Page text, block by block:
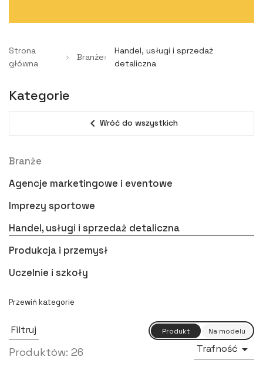
Strona
główna
Branże
Handel, usługi i sprzedaż
detaliczna
Kategorie
expand_less Wróć do wszystkich
Branże
Agencje marketingowe i eventowe
Imprezy sportowe
Handel, usługi i sprzedaż detaliczna
Produkcja i przemysł
Uczelnie i szkoły
Filtruj
Produktów: 26 Trafność 